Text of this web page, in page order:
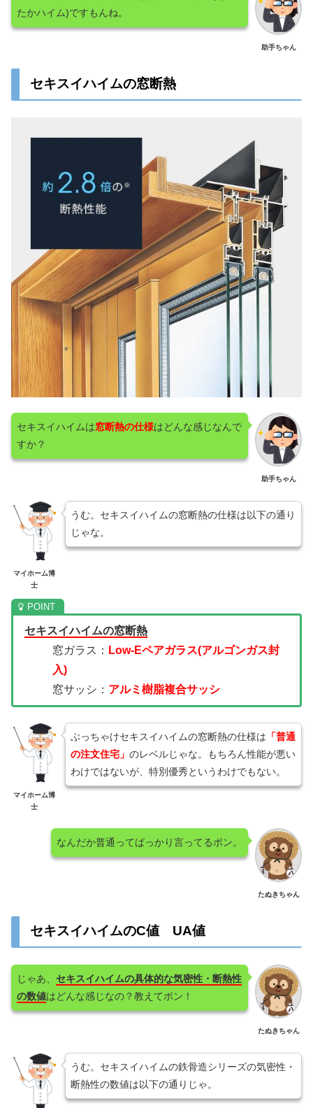
助手ちゃん
たかハイム)ですもんね。
セキスイハイムの窓断熱
助手ちゃん
セキスイハイムは窓断熱の仕様はどんな感じなんで
すか？
マイホーム博
士
うむ。セキスイハイムの窓断熱の仕様は以下の通り
じゃな。
セキスイハイムの窓断熱
窓ガラス： Low-Eペアガラス(アルゴンガス封
入)
窓サッシ： アルミ樹脂複合サッシ
マイホーム博
士
ぶっちゃけセキスイハイムの窓断熱の仕様は 「普通
の注文住宅」 のレベルじゃな。もちろん性能が悪い
わけではないが、特別優秀というわけでもない。
たぬきちゃん
なんだか普通ってばっかり言ってるポン。
セキスイハイムのC値 UA値
たぬきちゃん
じゃあ、 セキスイハイムの具体的な気密性・断熱性
の数値はどんな感じなの？教えてポン！
うむ。セキスイハイムの鉄骨造シリーズの気密性・
断熱性の数値は以下の通りじゃ。